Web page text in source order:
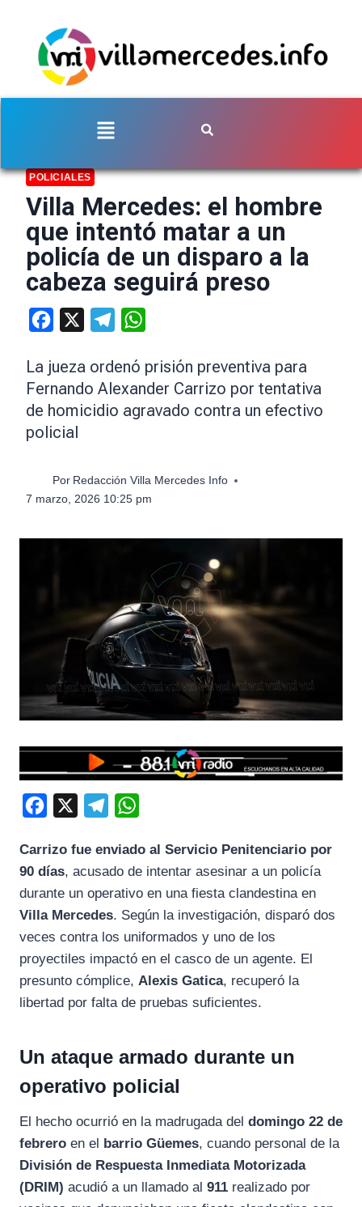
POLICIALES
Villa Mercedes: el hombre
que intentó matar a un
policía de un disparo a la
cabeza seguirá preso
Facebook Telegram
La jueza ordenó prisión preventiva para
Fernando Alexander Carrizo por tentativa
de homicidio agravado contra un efectivo
policial
Por Redacción Villa Mercedes Info
7 marzo, 2026 10:25 pm
c
e
b
k
l
e
g
m
a
t
s
A
p
Carrizo fue enviado al Servicio Penitenciario por
90 días, acusado de intentar asesinar a un policía
durante un operativo en una fiesta clandestina en
Villa Mercedes. Según la investigación, disparó dos
veces contra los uniformados y uno de los
proyectiles impactó en el casco de un agente. El
presunto cómplice, Alexis Gatica, recuperó la
libertad por falta de pruebas suficientes.
Un ataque armado durante un
operativo policial
El hecho ocurrió en la madrugada del domingo 22 de
febrero en el barrio Güemes, cuando personal de la
División de Respuesta Inmediata Motorizada
(DRIM) acudió a un llamado al 911 realizado por